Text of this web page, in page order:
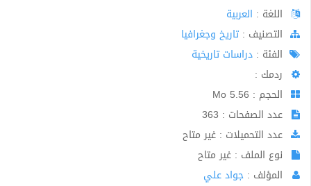
اللغة : العربية
اﻟﺘﺼﻨﻴﻒ : تاريخ وجغرافيا
الفئة : دراسات تاريخية
ردمك :
الحجم : 5.56 Mo
عدد الصفحات : 363
عدد التحميلات : غير متاح
نوع الملف : غير متاح
المؤلف : جواد علي